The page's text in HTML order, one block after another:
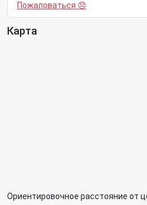
Пожаловаться 😞
Карта
Ориентировочное расстояние от